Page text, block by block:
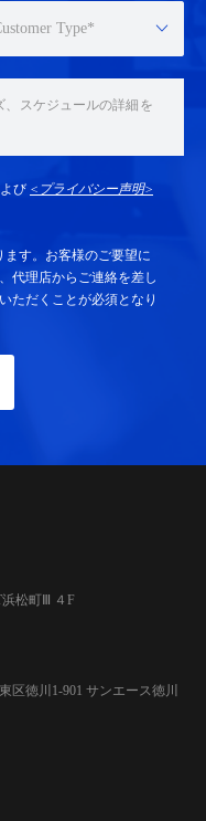
Type*
び <プライバシー声明>
す。お客様のご要望に
代理店からご連絡を差し
ただくことが必須となり
松町Ⅲ ４F
区徳川1-901 サンエース徳川